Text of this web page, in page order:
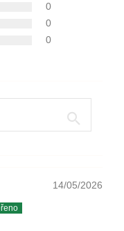
0
0
0
14/05/2026